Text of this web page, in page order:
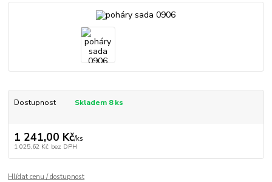
Dostupnost Skladem 8 ks
1 241,00 Kč/ks
1 025,62 Kč bez DPH
Hlídat cenu / dostupnost